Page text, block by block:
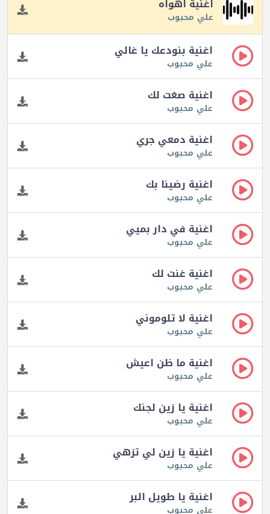
علي محبوب
اغنية بنودعك يا غالي
علي محبوب
اغنية صغت لك
علي محبوب
اغنية دمعي جري
علي محبوب
اغنية رضينا بك
علي محبوب
اغنية في دار بميي
علي محبوب
اغنية غنت لك
علي محبوب
اغنية لا تلوموني
علي محبوب
اغنية ما ظن اعيش
علي محبوب
اغنية يا زين لجنك
علي محبوب
اغنية يا زين لي تزهي
علي محبوب
اغنية يا طويل البر
علي محبوب